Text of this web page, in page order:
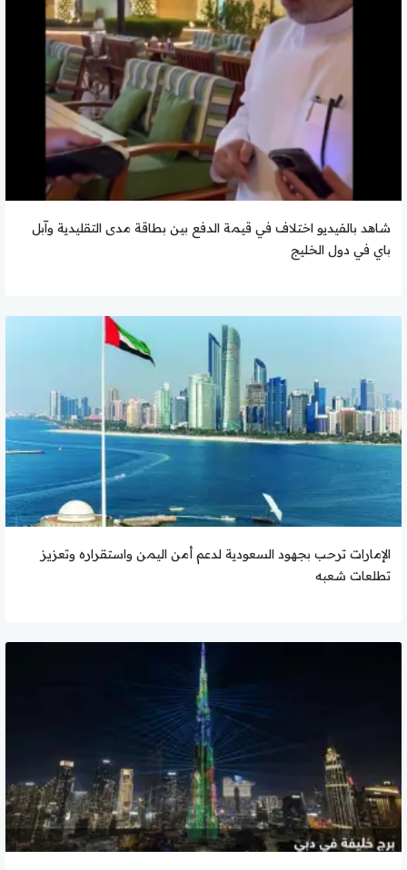
شاهد بالفيديو اختلاف في قيمة الدفع بين بطاقة مدى التقليدية وآبل
باي في دول الخليج
الإمارات ترحب بجهود السعودية لدعم أمن اليمن واستقراره وتعزيز
تطلعات شعبه